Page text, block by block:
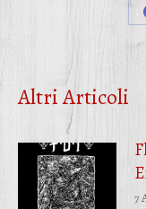
Altri Articoli
7